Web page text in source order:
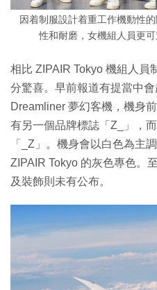
因着制服設計着重工作機動性
性和耐磨，女機組人員更
相比 ZIPAIR Tokyo 機組人員
分驚喜。早前報道有提當中
Dreamliner 夢幻客機，機身
有另一個品牌標誌「Z_」，
「_Z」。機身會以白色為主
ZIPAIR Tokyo 的灰色專色。
及裝飾則未有公布。